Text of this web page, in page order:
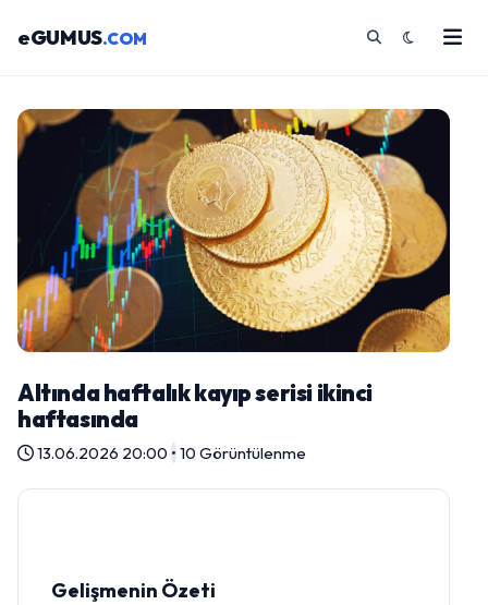
eGUMUS.COM
Altında haftalık kayıp serisi ikinci
haftasında
13.06.2026 20:00 •10 Görüntülenme
Gelişmenin Özeti